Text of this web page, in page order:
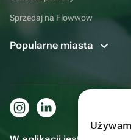
Sprzedaj na Flowwow
Popularne miasta